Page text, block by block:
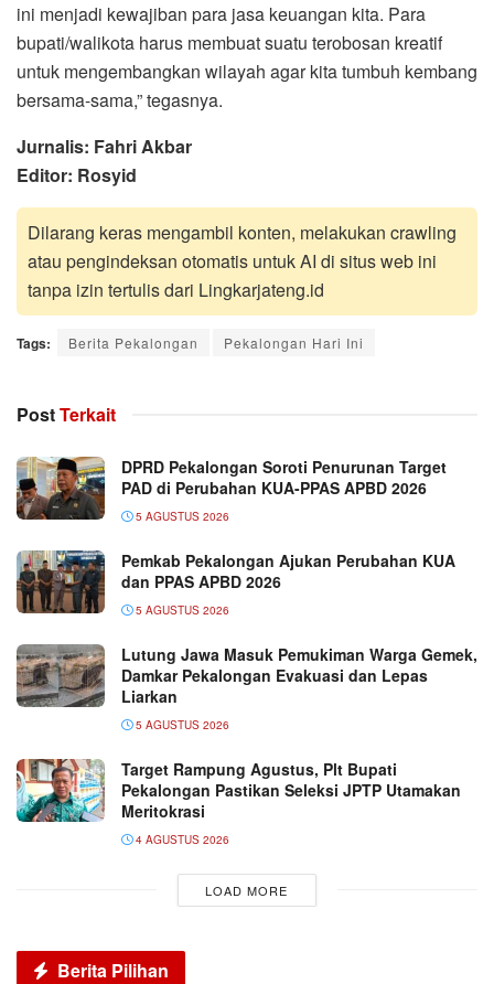
ini menjadi kewajiban para jasa keuangan kita. Para
bupati/walikota harus membuat suatu terobosan kreatif
untuk mengembangkan wilayah agar kita tumbuh kembang
bersama-sama,” tegasnya.
Jurnalis: Fahri Akbar
Editor: Rosyid
Dilarang keras mengambil konten, melakukan crawling
atau pengindeksan otomatis untuk AI di situs web ini
tanpa izin tertulis dari Lingkarjateng.id
Tags: Berita Pekalongan Pekalongan Hari Ini
PostTerkait
DPRD Pekalongan Soroti Penurunan Target
PAD di Perubahan KUA-PPAS APBD 2026
5 AGUSTUS 2026
Pemkab Pekalongan Ajukan Perubahan KUA
dan PPAS APBD 2026
5 AGUSTUS 2026
Lutung Jawa Masuk Pemukiman Warga Gemek,
Damkar Pekalongan Evakuasi dan Lepas
Liarkan
5 AGUSTUS 2026
Target Rampung Agustus, Plt Bupati
Pekalongan Pastikan Seleksi JPTP Utamakan
Meritokrasi
4 AGUSTUS 2026
LOAD MORE
Berita Pilihan